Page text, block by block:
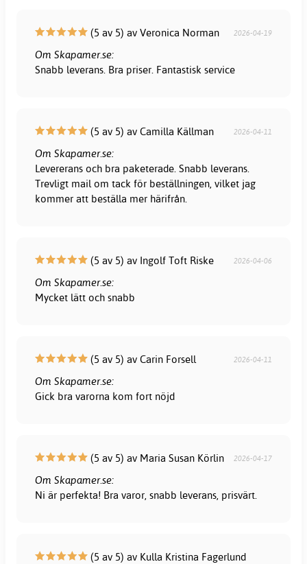
(5 av 5) av Veronica Norman 2026-04-19
Om Skapamer.se:
Snabb leverans. Bra priser. Fantastisk service
(5 av 5) av Camilla Källman 2026-04-11
Om Skapamer.se:
Levererans och bra paketerade. Snabb leverans.
Trevligt mail om tack för beställningen, vilket jag
kommer att beställa mer härifrån.
(5 av 5) av Ingolf Toft Riske 2026-04-06
Om Skapamer.se:
Mycket lätt och snabb
(5 av 5) av Carin Forsell 2026-04-11
Om Skapamer.se:
Gick bra varorna kom fort nöjd
(5 av 5) av Maria Susan Körlin 2026-04-17
Om Skapamer.se:
Ni är perfekta! Bra varor, snabb leverans, prisvärt.
(5 av 5) av Kulla Kristina Fagerlund